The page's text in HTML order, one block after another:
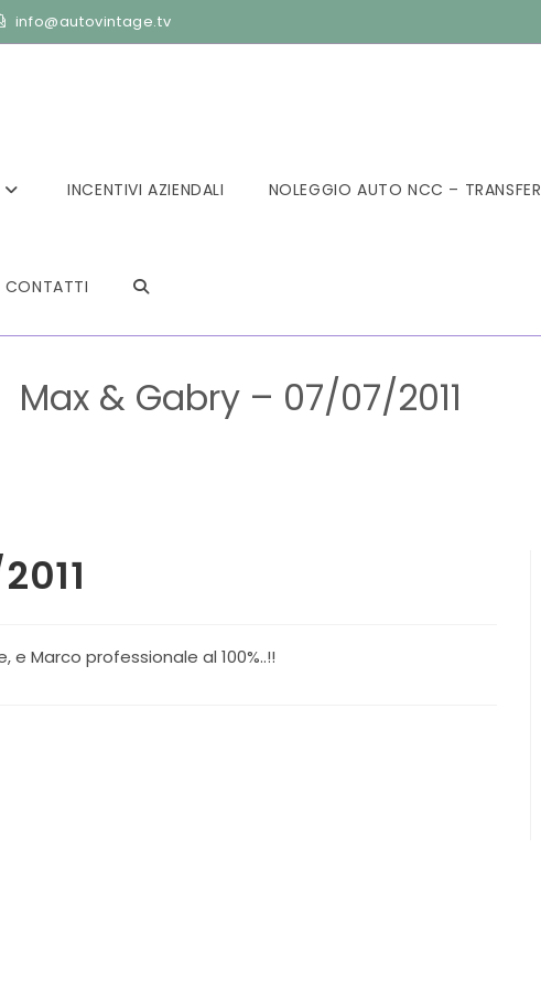
info@autovintage.tv
INCENTIVI AZIENDALI NOLEGGIO AUTO NCC – TRANSFER
CONTATTI ATTIVA/DISATTIVA
LA
Max & Gabry – 07/07/2011
Marco professionale al 100%..!!